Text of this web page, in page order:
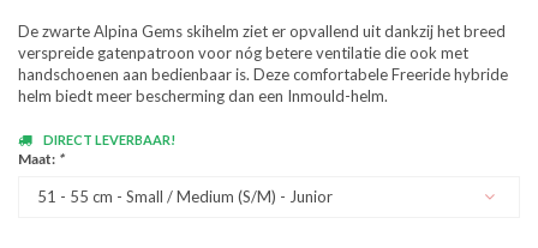
De zwarte Alpina Gems skihelm ziet er opvallend uit dankzij het breed
verspreide gatenpatroon voor nóg betere ventilatie die ook met
handschoenen aan bedienbaar is. Deze comfortabele Freeride hybride
helm biedt meer bescherming dan een Inmould-helm.
DIRECT LEVERBAAR!
Maat: *
51 - 55 cm - Small / Medium (S/M) - Junior